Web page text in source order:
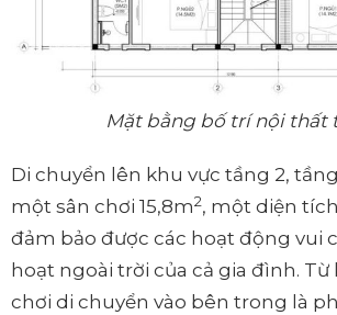
Mặt bằng bố trí nội thất
Di chuyển lên khu vực tầng 2,
một sân chơi 15,8m2, một diện
đảm bảo được các hoạt động vui
hoạt ngoài trời của cả gia đình. Từ
chơi di chuyển vào bên trong là